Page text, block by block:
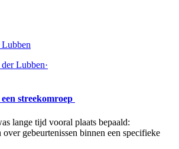
der Lubben·
streekomroep
lange tijd vooral plaats bepaald:
gebeurtenissen binnen een specifieke